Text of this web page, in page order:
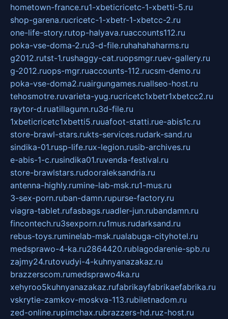
hometown-france.ru1-xbeticricetc-1-xbetti-5.ru
shop-garena.rucricetc-1-xbetr-1-xbetcc-2.ru
one-life-story.rutop-halyava.ruaccounts112.ru
poka-vse-doma-2.ru3-d-file.ruhahahaharms.ru
g2012.rutst-1.rushaggy-cat.ruopsmgr.ruev-gallery.ru
g-2012.ruops-mgr.ruaccounts-112.rucsm-demo.ru
poka-vse-doma2.ruairgungames.ruallseo-host.ru
tehosmotre.ruvarieta-yug.rucricetc1xbetr1xbetcc2.ru
raytor-d.ruatillagunn.ru3d-file.ru
1xbeticricetc1xbetti5.ruuafoot-statti.rue-abis1c.ru
store-brawl-stars.rukts-services.rudark-sand.ru
sindika-01.rusp-life.rux-legion.rusib-archives.ru
e-abis-1-c.rusindika01.ruvenda-festival.ru
store-brawlstars.rudooraleksandria.ru
antenna-highly.rumine-lab-msk.ru1-mus.ru
3-sex-porn.ruban-damn.rupurse-factory.ru
viagra-tablet.rufasbags.ruadler-jun.rubandamn.ru
fincontech.ru3sexporn.ru1mus.rudarksand.ru
rebus-toys.ruminelab-msk.rualabuga-cityhotel.ru
medsprawo-4-ka.ru2864420.rublagodarenie-spb.ru
zajmy24.rutovudyi-4-kuhnyanazakaz.ru
brazzerscom.rumedsprawo4ka.ru
xehyroo5kuhnyanazakaz.rufabrikayfabrikaefabrika.ru
vskrytie-zamkov-moskva-113.rubiletnadom.ru
zed-online.rupimchax.rubrazzers-hd.ruz-host.ru